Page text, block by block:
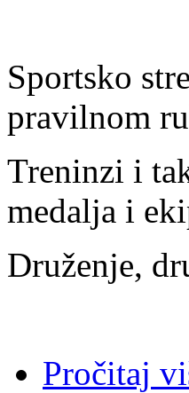
Sportsko
pravilnom
Treninzi i
medalja i
Druženje,
Pročitaj